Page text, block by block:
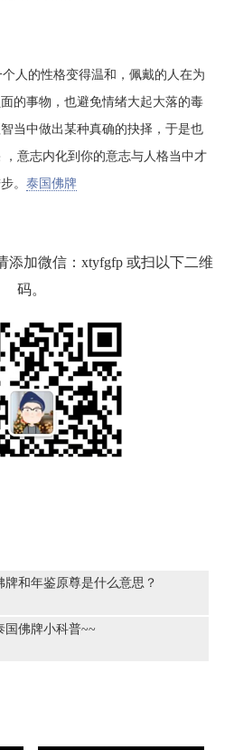
人的性格变得温和，佩戴的人在为
的事物，也避免情绪大起大落的毒
当中做出某种真确的抉择，于是也
意志内化到你的意志与人格当中才
。泰国佛牌
添加微信：xtyfgfp 或扫以下二维
码。
牌和年鉴原尊是什么意思？
国佛牌小科普~~